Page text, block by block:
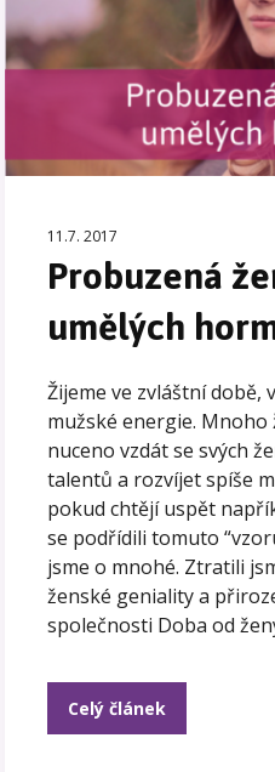
11.7. 2017
Probuzená
umělých
Žijeme ve zvláštní době,
mužské energie. Mnoho
nuceno vzdát se svých
talentů a rozvíjet spíše
pokud chtějí uspět
se podřídili tomuto
jsme o mnohé. Ztratili
ženské geniality a
společnosti Doba od
Celý článek